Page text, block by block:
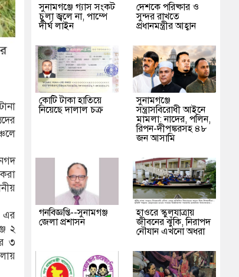
এর
২
৩
সুনামগঞ্জে গ্যাস সংকট
চুলা জ্বলে না, পাম্পে
দীর্ঘ লাইন
দেশকে পরিষ্কার ও
সুন্দর রাখতে
প্রধানমন্ত্রীর আহ্বান
কোটি টাকা হাতিয়ে
নিয়েছে দালাল চক্র
‎সুনামগঞ্জে
সন্ত্রাসবিরোধী আইনে
মামলা: নাদের, পলিন,
রিপন-দীপঙ্করসহ ৪৮
জন আসামি
গনবিজ্ঞপ্তি--সুনামগঞ্জ
জেলা প্রশাসন
হাওরে স্কুলযাত্রায়
জীবনের ঝুঁকি, নিরাপদ
নৌযান এখনো অধরা